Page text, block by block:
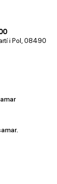
i Pol, 08490